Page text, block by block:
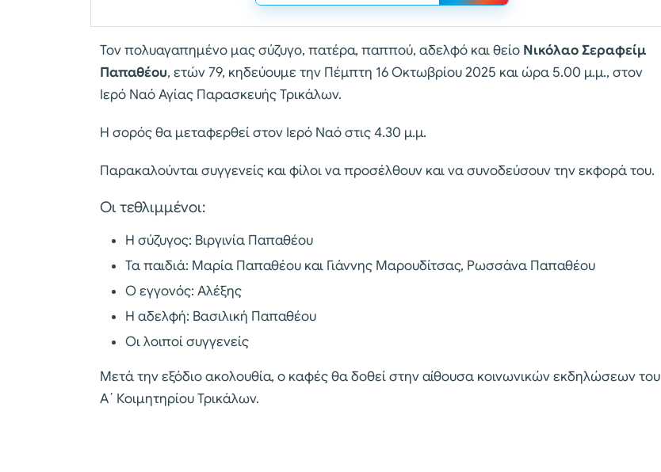
Τον πολυαγαπημένο μας σύζυγο, πατέρα, παππού, αδελφό και θείο Νικόλαο Σεραφείμ
Παπαθέου, ετών 79, κηδεύουμε την Πέμπτη 16 Οκτωβρίου 2025 και ώρα 5.00 μ.μ., στον
Ιερό Ναό Αγίας Παρασκευής Τρικάλων.
Η σορός θα μεταφερθεί στον Ιερό Ναό στις 4.30 μ.μ.
Παρακαλούνται συγγενείς και φίλοι να προσέλθουν και να συνοδεύσουν την εκφορά του.
Οι τεθλιμμένοι:
Η σύζυγος: Βιργινία Παπαθέου
Τα παιδιά: Μαρία Παπαθέου και Γιάννης Μαρουδίτσας, Ρωσσάνα Παπαθέου
Ο εγγονός: Αλέξης
Η αδελφή: Βασιλική Παπαθέου
Οι λοιποί συγγενείς
Μετά την εξόδιο ακολουθία, ο καφές θα δοθεί στην αίθουσα κοινωνικών εκδηλώσεων του
Α΄ Κοιμητηρίου Τρικάλων.